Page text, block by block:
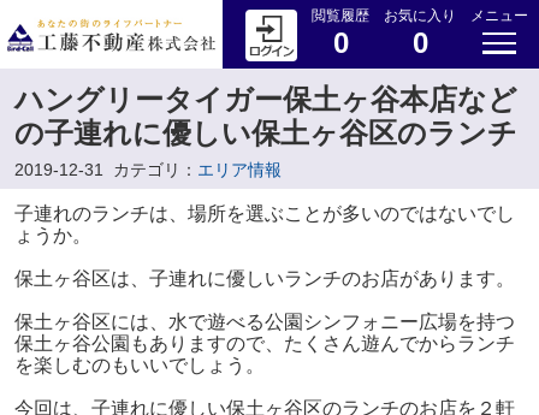
閲覧履歴
0
お気に入り
0
メニュー
ハングリータイガー保土ヶ谷本店など
の子連れに優しい保土ヶ谷区のランチ
2019-12-31 カテゴリ： エリア情報
子連れのランチは、場所を選ぶことが多いのではないでし
ょうか。
保土ヶ谷区は、子連れに優しいランチのお店があります。
保土ヶ谷区には、水で遊べる公園シンフォニー広場を持つ
保土ヶ谷公園もありますので、たくさん遊んでからランチ
を楽しむのもいいでしょう。
今回は、子連れに優しい保土ヶ谷区のランチのお店を２軒